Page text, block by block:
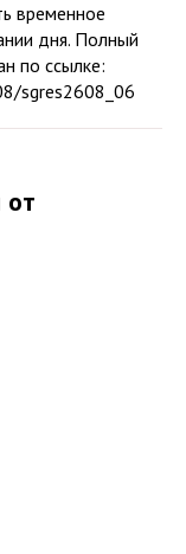
временное
дня. Полный
по ссылке:
sgres2608_06
от